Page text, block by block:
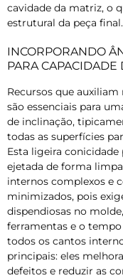
cavidade da matriz, o
estrutural da peça final.
INCORPORANDO
PARA CAPACIDADE
Recursos que auxiliam
são essenciais para
de inclinação,
todas as superfícies
Esta ligeira
ejetada de forma
internos complexos e
minimizados, pois
dispendiosas no
ferramentas e o
todos os cantos
principais: eles
defeitos e reduzir as